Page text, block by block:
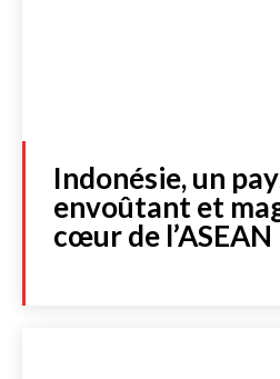
Indonésie, un
envoûtant et
cœur de l’ASEAN